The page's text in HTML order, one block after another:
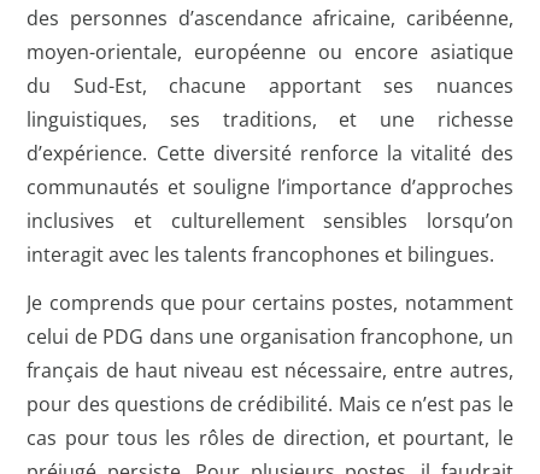
des personnes d’ascendance africaine, caribéenne,
moyen-orientale, européenne ou encore asiatique
du Sud-Est, chacune apportant ses nuances
linguistiques, ses traditions, et une richesse
d’expérience. Cette diversité renforce la vitalité des
communautés et souligne l’importance d’approches
inclusives et culturellement sensibles lorsqu’on
interagit avec les talents francophones et bilingues.
Je comprends que pour certains postes, notamment
celui de PDG dans une organisation francophone, un
français de haut niveau est nécessaire, entre autres,
pour des questions de crédibilité. Mais ce n’est pas le
cas pour tous les rôles de direction, et pourtant, le